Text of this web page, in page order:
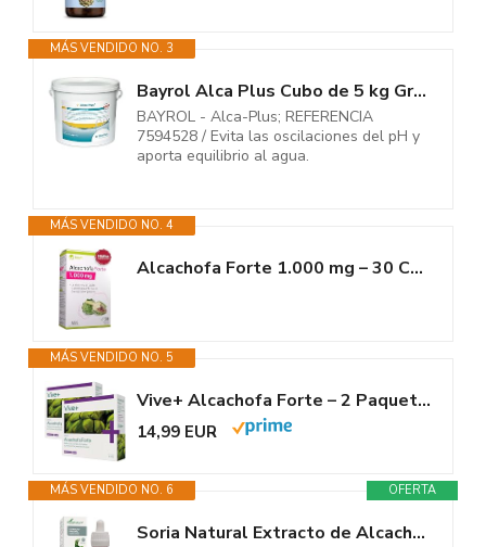
MÁS VENDIDO NO. 3
Bayrol Alca Plus Cubo de 5 kg Gránulos para corrección del Valor del pH...
BAYROL - Alca-Plus; REFERENCIA
7594528 / Evita las oscilaciones del pH y
aporta equilibrio al agua.
MÁS VENDIDO NO. 4
Alcachofa Forte 1.000 mg – 30 Cápsulas | Suministro para 1 mes | Detox...
MÁS VENDIDO NO. 5
Vive+ Alcachofa Forte – 2 Paquetes de 12 Viales – Suplemento Natural...
14,99 EUR
OFERTA
MÁS VENDIDO NO. 6
Soria Natural Extracto de Alcachofa - Alivia la Pesadez, Favorece la...